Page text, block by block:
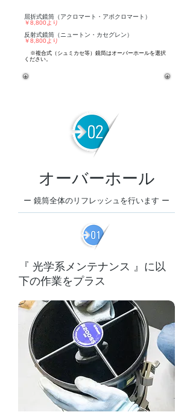
​屈折式鏡筒（アクロマート・アポクロマート）
￥8,800より
反射式鏡筒（ニュートン・カセグレン）
￥8,800より
※複合式（シュミカセ等）鏡筒はオーバーホールを選択
ください。
オーバーホール
ー 鏡筒全体のリフレッシュを行います ー
『 光学系メンテナンス 』に以
下の作業をプラス